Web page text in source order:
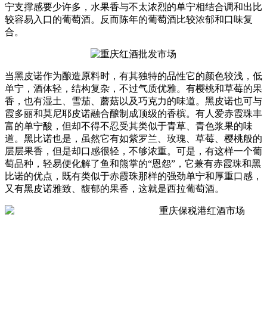
宁支撑感要少许多，水果香与不太浓烈的单宁相结合调和出比
较容易入口的葡萄酒。反而陈年的葡萄酒比较浓郁和口味复
合。
当黑皮诺作为酿造原料时，有其独特的品性它的颜色较浅，低
单宁，酒体轻，结构复杂，不过气质优雅。有樱桃和草莓的果
香，也有湿土、雪茄、蘑菇以及巧克力的味道。黑皮诺也可与
霞多丽和莫尼耶皮诺融合酿制成顶级的香槟。有人爱赤霞珠丰
富的单宁酸，但却不得不忍受其类似于青草、青色浆果的味
道。黑比诺也是，虽然它有如紫罗兰、玫瑰、草莓、樱桃般的
层层果香，但是却口感很轻，不够浓重。可是，有这样一个葡
萄品种，轻易便化解了鱼和熊掌的“恩怨”，它兼有赤霞珠和黑
比诺的优点，既有类似于赤霞珠那样的强劲单宁和厚重口感，
又有黑皮诺雅致、馥郁的果香，这就是西拉葡萄酒。